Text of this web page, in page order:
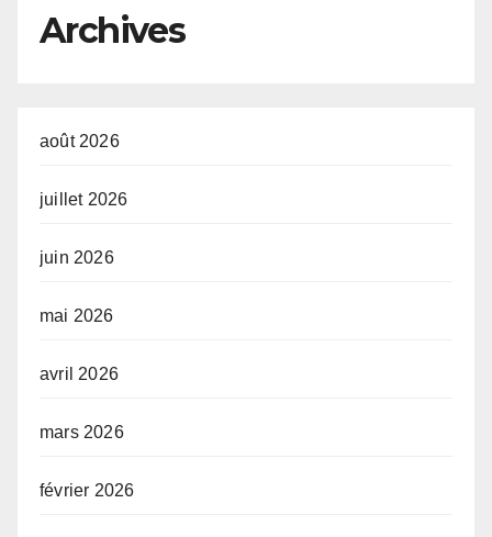
Archives
août 2026
juillet 2026
juin 2026
mai 2026
avril 2026
mars 2026
février 2026